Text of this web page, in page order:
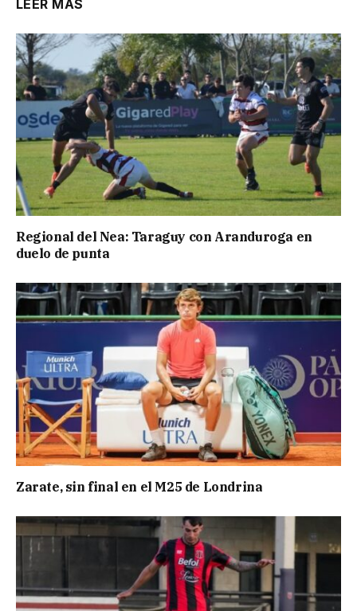
LEER MÁS
Regional del Nea: Taraguy con Aranduroga en
duelo de punta
Zarate, sin final en el M25 de Londrina